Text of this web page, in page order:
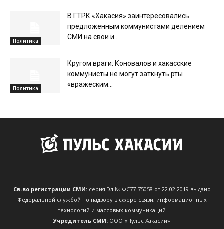
Политика
В ГТРК «Хакасия» заинтересовались
предложенным коммунистами делением
СМИ на свои и...
Политика
Кругом враги: Коновалов и хакасские
коммунисты не могут заткнуть рты
«вражеским...
Св-во регистрации СМИ:серия Эл № ФС77-75058 от 22.02.2019 выдано
Федеральной службой по надзору в сфере связи, информационных
технологий и массовых коммуникаций
Учредитель СМИ: ООО «Пульс Хакасии»